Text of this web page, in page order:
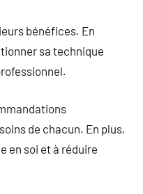
bénéfices. En
sa technique
de chacun. En plus,
en soi et à réduire